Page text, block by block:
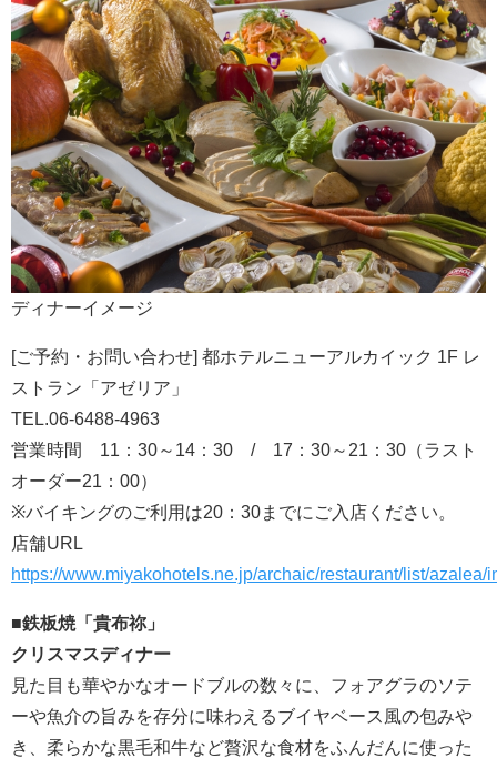
ディナーイメージ
[ご予約・お問い合わせ] 都ホテルニューアルカイック 1F レ
ストラン「アゼリア」
TEL.06-6488-4963
営業時間 11：30～14：30 / 17：30～21：30（ラスト
オーダー21：00）
※バイキングのご利用は20：30までにご入店ください。
店舗URL
https://www.miyakohotels.ne.jp/archaic/restaurant/list/azalea/
■鉄板焼「貴布祢」
クリスマスディナー
見た目も華やかなオードブルの数々に、フォアグラのソテ
ーや魚介の旨みを存分に味わえるブイヤベース風の包みや
き、柔らかな黒毛和牛など贅沢な食材をふんだんに使った